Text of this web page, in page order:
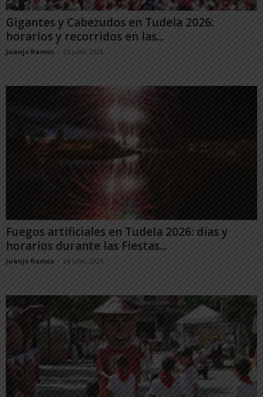
Gigantes y Cabezudos en Tudela 2026:
horarios y recorridos en las...
Juanjo Ramos - 25 julio, 2026
Fuegos artificiales en Tudela 2026: días y
horarios durante las Fiestas...
Juanjo Ramos - 24 julio, 2026